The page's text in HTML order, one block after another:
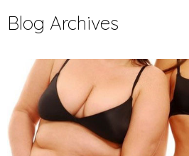
Blog Archives